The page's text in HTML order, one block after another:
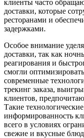
клиенты часто
доставки, которые
ресторанами и
задержками.
Особое внимание
доставки, так как
реагирования и
смогли
современные
трекинг заказа,
клиентов,
Такие
информированность
всего в условиях
свежие и вкусные